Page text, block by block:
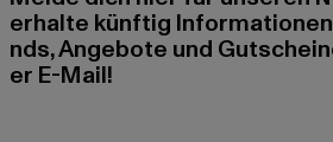
erhalte künftig
nds, Angebote und
er E-Mail!